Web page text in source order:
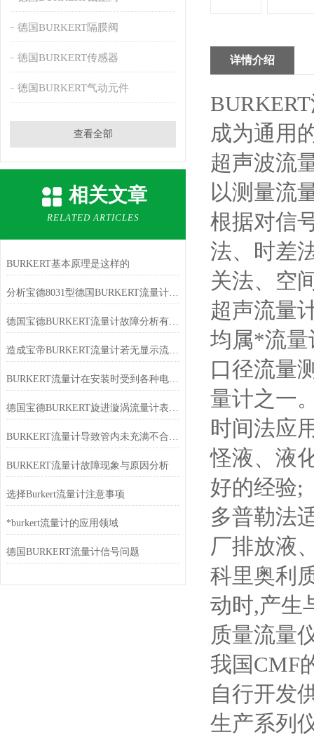
德国BURKERT隔膜阀
德国BURKERT传感器
德国BURKERT气动元件
查看全部
相关文章
RELATED ARTICLES
BURKERT基本原理是这样的
分析宝德8031型德国BURKERT流量计便于测量
德国宝德BURKERT流量计故障分析有以下3点
造成宝帝BURKERT流量计若无显示流量是什么原因
BURKERT流量计在安装时受到各种电干扰现象的原因
德国宝德BURKERT旋进漩涡流量计表头无显示的原因
BURKERT流量计导致管内未充满不合理安装的原因
BURKERT流量计故障现象与原因分析
选择Burkert流量计注意事项
*burkert流量计的应用领域
德国BURKERT流量计信号问题
详情介绍
成为通用
超声波流
以测量流
根据对信
法、时差
关法、空
超声流量
均属*流量
口径流量
量计之一
时间法应
怪液、液
好的经验;
多普勒法
厂排放液
科里奥利
动时,产生
质量流量
我国CMF
自行开发
生产系列